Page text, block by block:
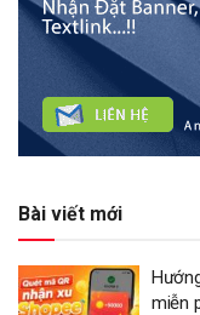
Bài viết mới
miễn